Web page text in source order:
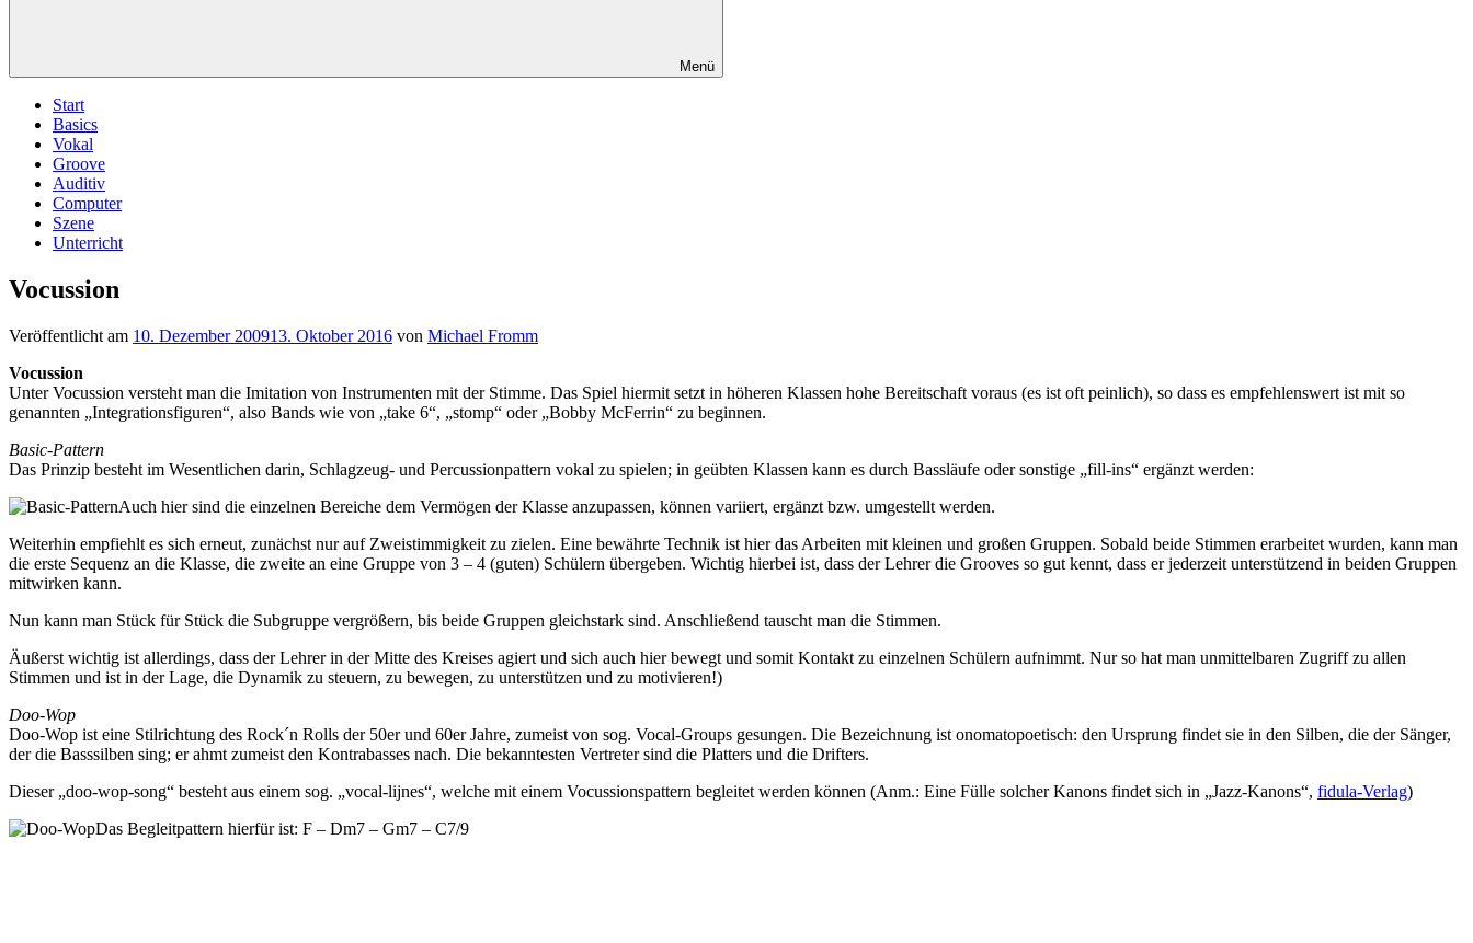
Menü
Start
Basics
Vokal
Groove
Auditiv
Computer
Szene
Unterricht
Vocussion
Veröffentlicht am 10. Dezember 200913. Oktober 2016 von Michael Fromm
Vocussion
Unter Vocussion versteht man die Imitation von Instrumenten mit der Stimme. Das Spiel hiermit setzt in höheren Klassen hohe Bereitschaft voraus (es ist oft peinlich), so dass es empfehlenswert ist mit so
genannten „Integrationsfiguren“, also Bands wie von „take 6“, „stomp“ oder „Bobby McFerrin“ zu beginnen.
Basic-Pattern
Das Prinzip besteht im Wesentlichen darin, Schlagzeug- und Percussionpattern vokal zu spielen; in geübten Klassen kann es durch Bassläufe oder sonstige „fill-ins“ ergänzt werden:
Auch hier sind die einzelnen Bereiche dem Vermögen der Klasse anzupassen, können variiert, ergänzt bzw. umgestellt werden.
Weiterhin empfiehlt es sich erneut, zunächst nur auf Zweistimmigkeit zu zielen. Eine bewährte Technik ist hier das Arbeiten mit kleinen und großen Gruppen. Sobald beide Stimmen erarbeitet wurden, kann man
die erste Sequenz an die Klasse, die zweite an eine Gruppe von 3 – 4 (guten) Schülern übergeben. Wichtig hierbei ist, dass der Lehrer die Grooves so gut kennt, dass er jederzeit unterstützend in beiden Gruppen
mitwirken kann.
Nun kann man Stück für Stück die Subgruppe vergrößern, bis beide Gruppen gleichstark sind. Anschließend tauscht man die Stimmen.
Äußerst wichtig ist allerdings, dass der Lehrer in der Mitte des Kreises agiert und sich auch hier bewegt und somit Kontakt zu einzelnen Schülern aufnimmt. Nur so hat man unmittelbaren Zugriff zu allen
Stimmen und ist in der Lage, die Dynamik zu steuern, zu bewegen, zu unterstützen und zu motivieren!)
Doo-Wop
Doo-Wop ist eine Stilrichtung des Rock´n Rolls der 50er und 60er Jahre, zumeist von sog. Vocal-Groups gesungen. Die Bezeichnung ist onomatopoetisch: den Ursprung findet sie in den Silben, die der Sänger,
der die Basssilben sing; er ahmt zumeist den Kontrabasses nach. Die bekanntesten Vertreter sind die Platters und die Drifters.
Dieser „doo-wop-song“ besteht aus einem sog. „vocal-lijnes“, welche mit einem Vocussionspattern begleitet werden können (Anm.: Eine Fülle solcher Kanons findet sich in „Jazz-Kanons“, fidula-Verlag)
Das Begleitpattern hierfür ist: F – Dm7 – Gm7 – C7/9